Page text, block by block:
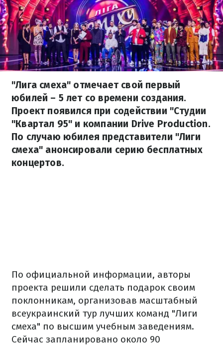
"Лига смеха" отмечает свой первый
юбилей – 5 лет со времени создания.
Проект появился при содействии "Студии
"Квартал 95" и компании Drive Production.
По случаю юбилея представители "Лиги
смеха" анонсировали серию бесплатных
концертов.
По официальной информации, авторы
проекта решили сделать подарок своим
поклонникам, организовав масштабный
всеукраинский тур лучших команд "Лиги
смеха" по высшим учебным заведениям.
Сейчас запланировано около 90